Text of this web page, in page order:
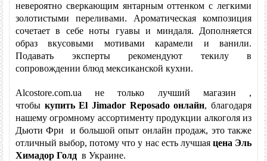
В закладки
В сравнение
Рейтинг:5/5.
Метки:
невероятно сверкающим янтарным оттенком с легкими
золотистыми переливами. Ароматическая композиция
сочетает в себе ноты гуавы и миндаля. Дополняется
образ вкусовыми мотивами карамели и ванили.
Подавать эксперты рекомендуют текилу в
сопровождении блюд мексиканской кухни.
Alcostore.com.ua не только лучший магазин ,
чтобы купитьEl Jimador Reposado онлайн, благодаря
нашему огромному ассортименту продукции алкоголя из
Дьюти Фри и большой опыт онлайн продаж, это также
отличный выбор, потому что у нас есть лучшая цена Эль
Химадор Голд в Украине.